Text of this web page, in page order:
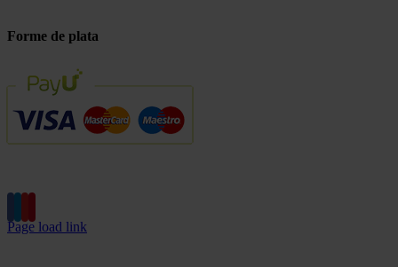
Forme de plata
Page load link